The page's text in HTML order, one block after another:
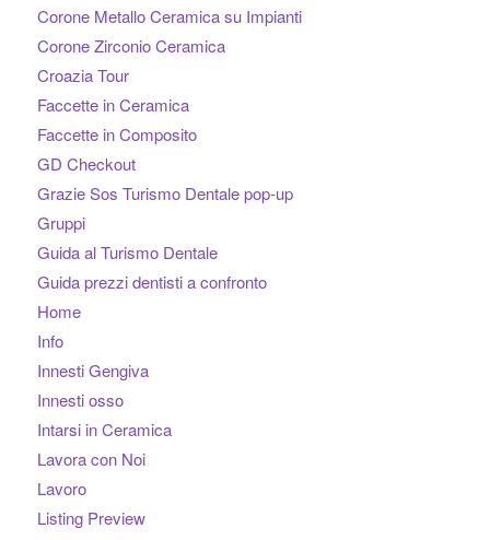
Corone Metallo Ceramica su Impianti
Corone Zirconio Ceramica
Croazia Tour
Faccette in Ceramica
Faccette in Composito
GD Checkout
Grazie Sos Turismo Dentale pop-up
Gruppi
Guida al Turismo Dentale
Guida prezzi dentisti a confronto
Home
Info
Innesti Gengiva
Innesti osso
Intarsi in Ceramica
Lavora con Noi
Lavoro
Listing Preview